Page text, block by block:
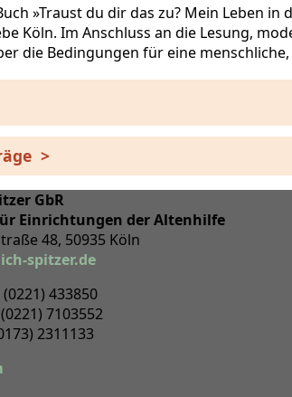
»Traust du dir das zu? Mein Leben in
Köln. Im Anschluss an die Lesung,
die Bedingungen für eine
>
GbR
Einrichtungen der Altenhilfe
48, 50935 Köln
spitzer.de
433850
7103552
2311133